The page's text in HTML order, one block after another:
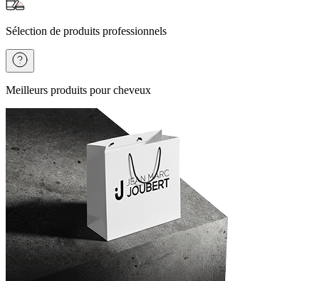
Sélection de produits professionnels
Meilleurs produits pour cheveux